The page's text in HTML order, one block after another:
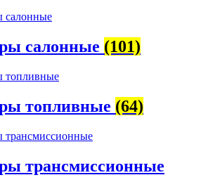
салонные (101)
топливные (64)
трансмиссионные